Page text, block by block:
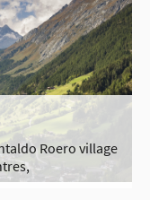
Roero village
entre nos